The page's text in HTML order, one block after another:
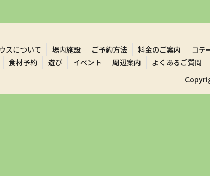
スについて 場内施設 ご予約方法 料金のご案内 コテ
食材予約 遊び イベント 周辺案内 よくあるご質問